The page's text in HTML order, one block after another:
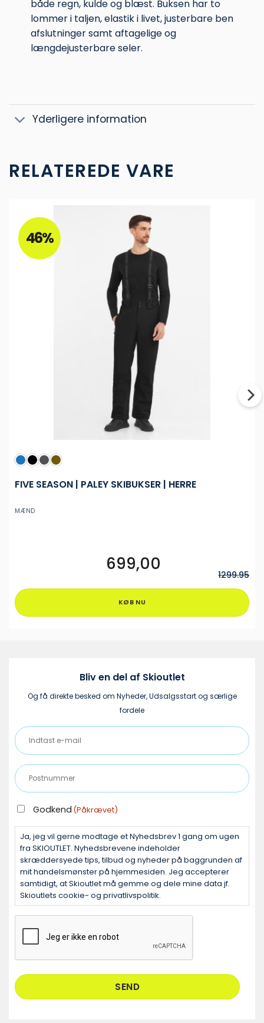
både regn, kulde og blæst. Buksen har to
lommer i taljen, elastik i livet, justerbare ben
afslutninger samt aftagelige og
længdejusterbare seler.
Yderligere information
RELATEREDE VARE
46%
MÆND
FIVE SEASON | PALEY SKIBUKSER | HERRE
KØB NU
Dette
vare
har
flere
varesiden
1299.95
699,00
Bliv en del af Skioutlet
Og få direkte besked om Nyheder, Udsalgsstart og særlige
fordele
Indtast
e-
mail
(Påkrævet)
Postnummer
(Påkrævet)
GODKEND
(PÅKRÆVET)
Godkend (Påkrævet)
Ja, jeg vil gerne modtage et Nyhedsbrev 1 gang om ugen
fra SKIOUTLET. Nyhedsbrevene indeholder
skræddersyede tips, tilbud og nyheder på baggrunden af
mit handelsmønster på hjemmesiden. Jeg accepterer
samtidigt, at Skioutlet må gemme og dele mine data jf.
Skioutlets cookie- og privatlivspolitik.